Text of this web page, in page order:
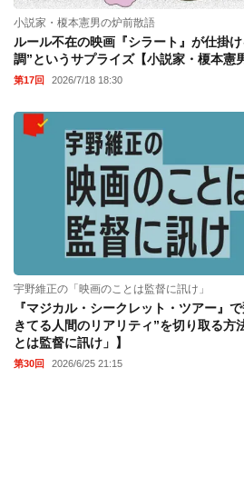
小説家・榎本憲男の炉前散語
ルール不在の映画『シラート』が仕掛
調”というサプライズ【小説家・榎本憲
第17回 2026/7/18 18:30
宇野維正の「映画のことは監督に訊け」
『マジカル・シークレット・ツアー』
きてる人間のリアリティ”を切り取る方
とは監督に訊け」】
第30回 2026/6/25 21:15